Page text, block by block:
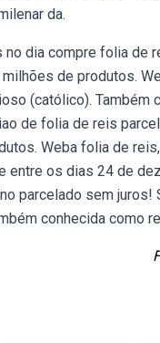
da.
dia compre folia de
de produtos.
(católico).
de folia de reis
Weba folia de
entre os dias 24 de
parcelado sem
conhecida como